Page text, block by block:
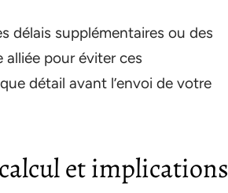
délais supplémentaires ou des
pour éviter ces
détail avant l’envoi de votre
et implications